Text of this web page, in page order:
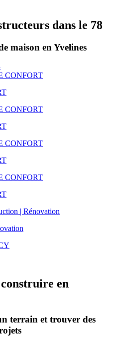
dans le 78
maison en Yvelines
en
terrain et trouver des